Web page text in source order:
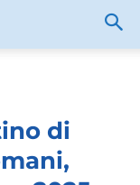
di